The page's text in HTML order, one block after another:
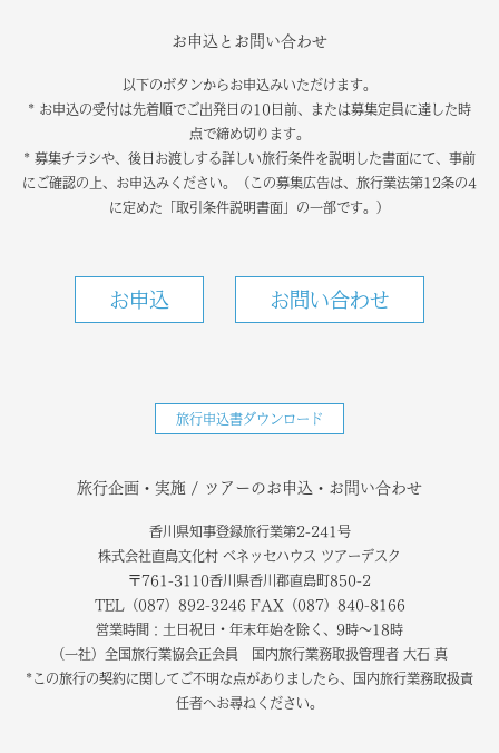
お申込とお問い合わせ
以下のボタンからお申込みいただけます。
* お申込の受付は先着順でご出発日の10日前、または募集定員に達した時
点で締め切ります。
* 募集チラシや、後日お渡しする詳しい旅行条件を説明した書面にて、事前
にご確認の上、お申込みください。（この募集広告は、旅行業法第12条の4
に定めた「取引条件説明書面」の一部です。）
お申込 お問い合わせ
旅行申込書ダウンロード
旅行企画・実施 / ツアーのお申込・お問い合わせ
香川県知事登録旅行業第2-241号
株式会社直島文化村 ベネッセハウス ツアーデスク
〒761-3110香川県香川郡直島町850-2
TEL（087）892-3246 FAX（087）840-8166
営業時間：土日祝日・年末年始を除く、9時～18時
（一社）全国旅行業協会正会員 国内旅行業務取扱管理者 大石 真
*この旅行の契約に関してご不明な点がありましたら、国内旅行業務取扱責
任者へお尋ねください。